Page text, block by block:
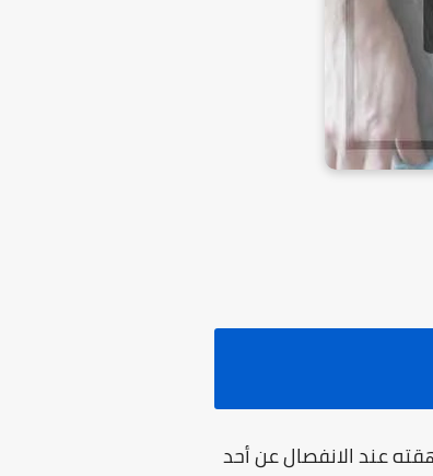
عند الانفصال عن أحد